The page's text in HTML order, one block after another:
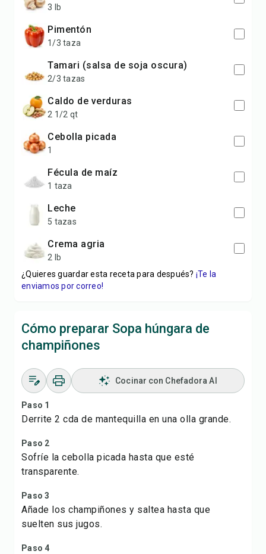
3 lb
pimentón
1/3 taza
tamari (salsa de soja oscura)
2/3 tazas
caldo de verduras
2 1/2 qt
cebolla picada
1
fécula de maíz
1 taza
leche
5 tazas
crema agria
2 lb
¿Quieres guardar esta receta para después? ¡Te la
enviamos por correo!
Cómo preparar Sopa húngara de
champiñones
Cocinar con Chefadora AI
Paso 1
Derrite 2 cda de mantequilla en una olla grande.
Paso 2
Sofríe la cebolla picada hasta que esté
transparente.
Paso 3
Añade los champiñones y saltea hasta que
suelten sus jugos.
Paso 4